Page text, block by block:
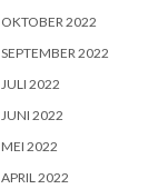
OKTOBER 2022
SEPTEMBER 2022
JULI 2022
JUNI 2022
MEI 2022
APRIL 2022